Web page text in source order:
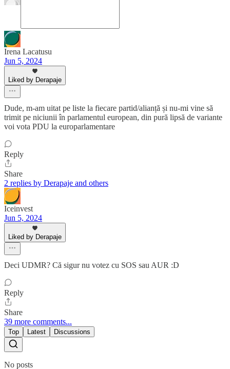
Irena Lacatusu
Jun 5, 2024
Liked by Derapaje
Dude, m-am uitat pe liste la fiecare partid/alianță și nu-mi vine să
trimit pe niciunii în parlamentul european, din pură lipsă de variante
voi vota PDU la europarlamentare
Reply
Share
2 replies by Derapaje and others
Iceinvest
Jun 5, 2024
Liked by Derapaje
Deci UDMR? Că sigur nu votez cu SOS sau AUR :D
Reply
Share
39 more comments...
Top Latest Discussions
No posts